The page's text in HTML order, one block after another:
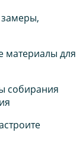
замеры,
материалы для
собирания